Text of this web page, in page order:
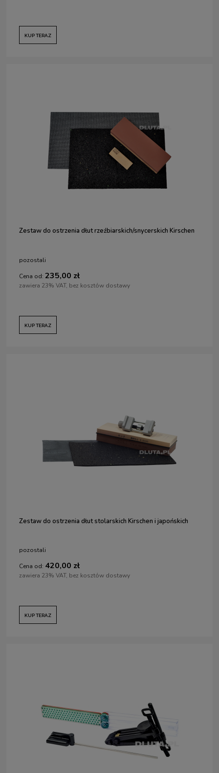
KUP TERAZ
Zestaw do ostrzenia dłut rzeźbiarskich/snycerskich Kirschen
pozostali
Cena od: 235,00 zł
zawiera 23% VAT, bez kosztów dostawy
KUP TERAZ
Zestaw do ostrzenia dłut stolarskich Kirschen i japońskich
pozostali
Cena od: 420,00 zł
zawiera 23% VAT, bez kosztów dostawy
KUP TERAZ